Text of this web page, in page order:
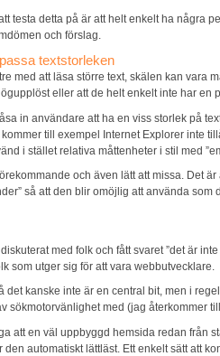
testa detta på är att helt enkelt ha några
och förslag.
textstorleken
med att läsa större text, skälen kan vara
eller att de helt enkelt inte har en
in användare att ha en viss storlek på
till exempel Internet Explorer inte
i stället relativa måttenheter i stil med
och även lätt att missa. Det
så att den blir omöjlig att använda som
med folk och fått svaret ”det är
som utger sig för att vara webbutvecklare.
det kanske inte är en central bit, men i
sökmotorvänlighet med (jag återkommer
att en väl uppbyggd hemsida redan från
automatiskt lättläst. Ett enkelt sätt att